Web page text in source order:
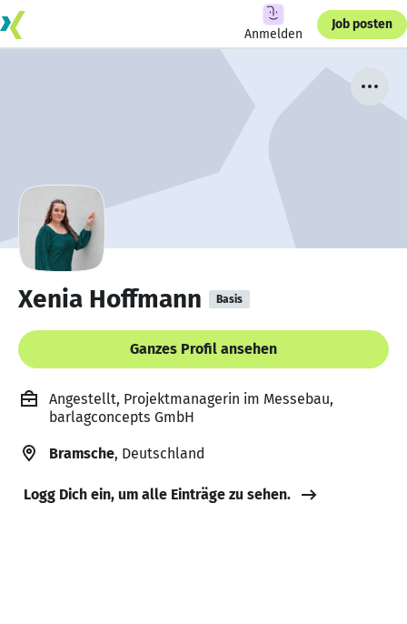
Anmelden
Job posten
Xenia Hoffmann Basis
Ganzes Profil ansehen
Angestellt, Projektmanagerin im Messebau,
barlagconcepts GmbH
Bramsche, Deutschland
Logg Dich ein, um alle Einträge zu sehen.